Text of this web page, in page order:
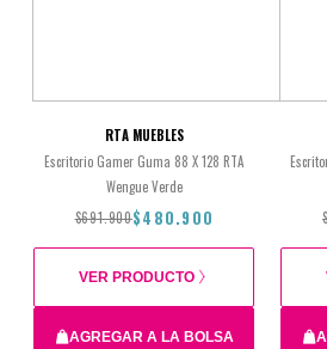
RTA MUEBLES
Escritorio Gamer Guma 88 X 128 RTA
Wengue Verde
$691.900$480.900
AGREGAR A LA BOLSA
VER PRODUCTO